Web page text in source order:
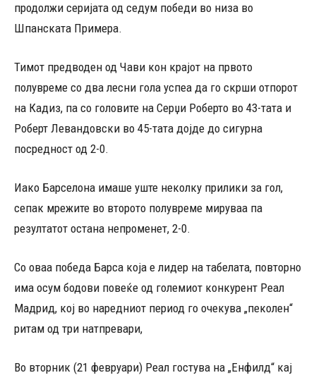
продолжи серијата од седум победи во низа во
Шпанската Примера.
Тимот предводен од Чави кон крајот на првото
полувреме со два лесни гола успеа да го скрши отпорот
на Кадиз, па со головите на Серџи Роберто во 43-тата и
Роберт Левандовски во 45-тата дојде до сигурна
посредност од 2-0.
Иако Барселона имаше уште неколку прилики за гол,
сепак мрежите во второто полувреме мируваа па
резултатот остана непроменет, 2-0.
Со оваа победа Барса која е лидер на табелата, повторно
има осум бодови повеќе од големиот конкурент Реал
Мадрид, кој во наредниот период го очекува „пеколен“
ритам од три натпревари,
Во вторник (21 февруари) Реал гостува на „Енфилд“ кај